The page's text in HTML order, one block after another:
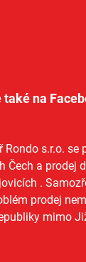
také na
Rondo s.r.o. se
Čech a prodej
.
prodej
mimo